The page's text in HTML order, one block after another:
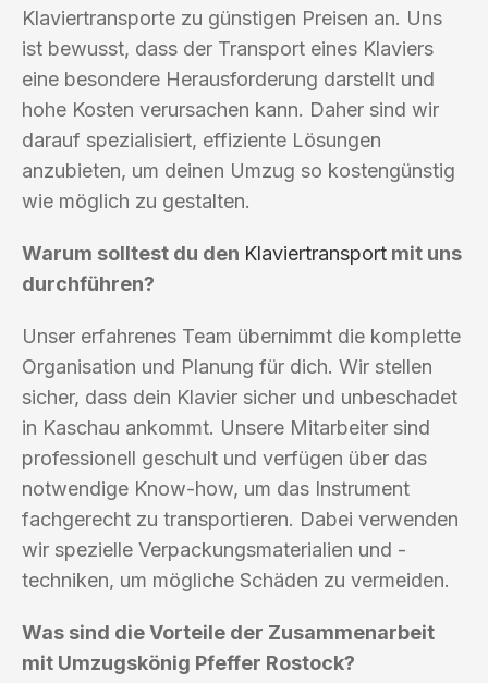
Klaviertransporte zu günstigen Preisen an. Uns
ist bewusst, dass der Transport eines Klaviers
eine besondere Herausforderung darstellt und
hohe Kosten verursachen kann. Daher sind wir
darauf spezialisiert, effiziente Lösungen
anzubieten, um deinen Umzug so kostengünstig
wie möglich zu gestalten.
Warum solltest du den Klaviertransport mit uns
durchführen?
Unser erfahrenes Team übernimmt die komplette
Organisation und Planung für dich. Wir stellen
sicher, dass dein Klavier sicher und unbeschadet
in Kaschau ankommt. Unsere Mitarbeiter sind
professionell geschult und verfügen über das
notwendige Know-how, um das Instrument
fachgerecht zu transportieren. Dabei verwenden
wir spezielle Verpackungsmaterialien und -
techniken, um mögliche Schäden zu vermeiden.
Was sind die Vorteile der Zusammenarbeit
mit Umzugskönig Pfeffer Rostock?